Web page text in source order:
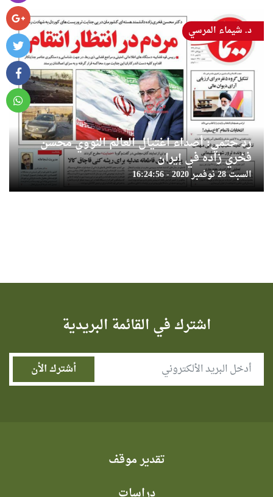
رد حتمي: أصداء اغتيال العالم النووي محسن
فخري زاده في إيران
السبت 28 نوفمبر 2020 - 16:24:56
د. شيماء المرسي
اشترك في القائمة البريدية
تقدير موقف